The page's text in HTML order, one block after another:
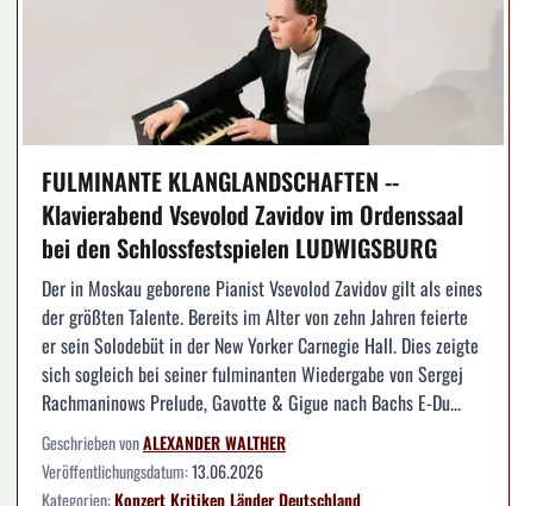
FULMINANTE KLANGLANDSCHAFTEN --
Klavierabend Vsevolod Zavidov im Ordenssaal
bei den Schlossfestspielen LUDWIGSBURG
Der in Moskau geborene Pianist Vsevolod Zavidov gilt als eines
der größten Talente. Bereits im Alter von zehn Jahren feierte
er sein Solodebüt in der New Yorker Carnegie Hall. Dies zeigte
sich sogleich bei seiner fulminanten Wiedergabe von Sergej
Rachmaninows Prelude, Gavotte & Gigue nach Bachs E-Du...
Geschrieben vonALEXANDER WALTHER
Veröffentlichungsdatum:13.06.2026
Kategorien:KonzertKritikenLänderDeutschland